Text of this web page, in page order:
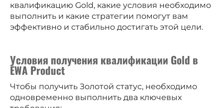
квалификацию Gold, какие условия необходимо
выполнить и какие стратегии помогут вам
эффективно и стабильно достигать этой цели.
Условия получения квалификации Gold в
EWA Product
Чтобы получить Золотой статус, необходимо
одновременно выполнить два ключевых